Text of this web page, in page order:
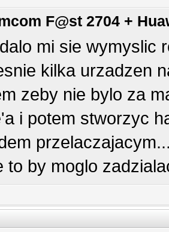
F@st 2704 +
mi sie wymyslic
kilka urzadzen
zeby nie bylo za
i potem stworzyc
to by moglo